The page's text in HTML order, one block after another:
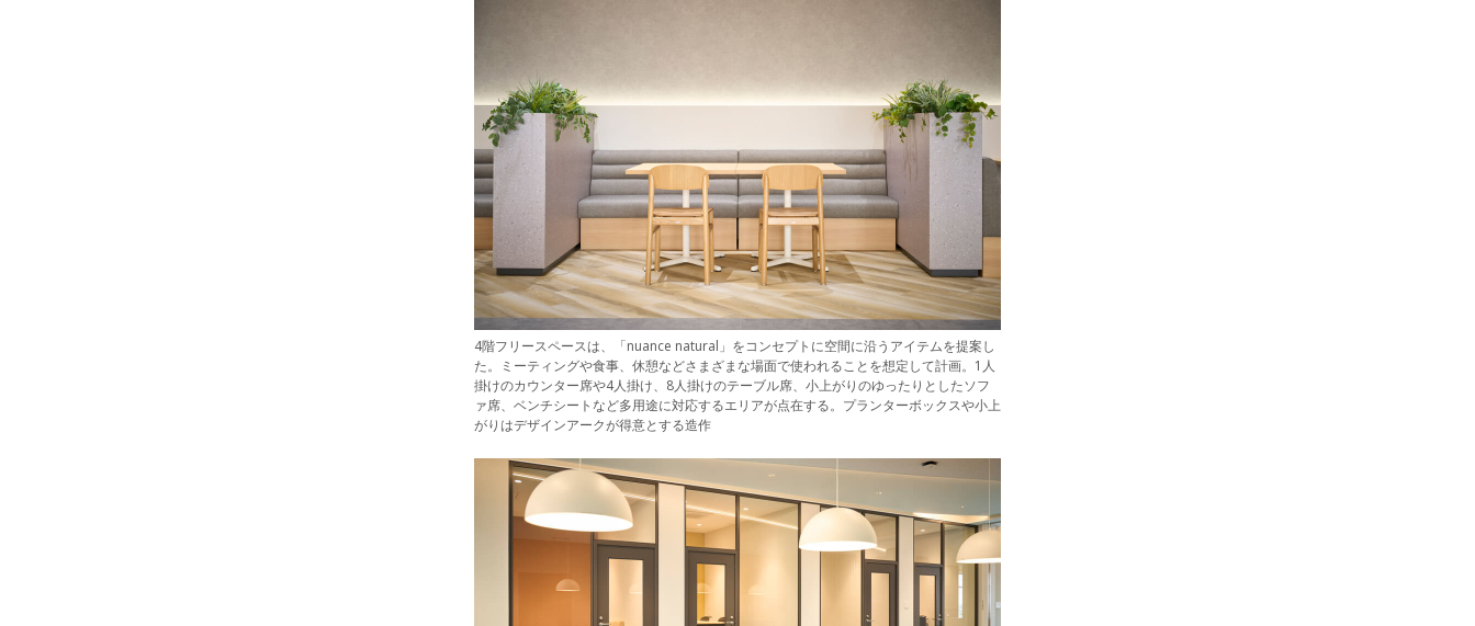
4階フリースペースは、「nuance natural」をコンセプトに空間に沿うアイテムを提案し
た。ミーティングや食事、休憩などさまざまな場面で使われることを想定して計画。1人
掛けのカウンター席や4人掛け、8人掛けのテーブル席、小上がりのゆったりとしたソフ
ァ席、ベンチシートなど多用途に対応するエリアが点在する。プランターボックスや小上
がりはデザインアークが得意とする造作